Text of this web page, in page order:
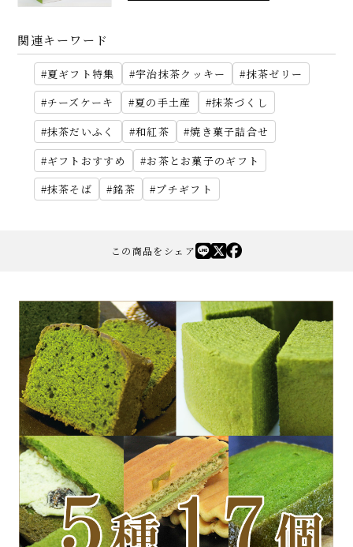
関連キーワード
夏ギフト特集 宇治抹茶クッキー
抹茶ゼリー
チーズケーキ
夏の手土産
抹茶づくし
抹茶だいふく
和紅茶
焼き菓子詰合せ
ギフトおすすめ
お茶とお菓子のギフト
抹茶そば
銘茶 プチギフト
この商品をシェア